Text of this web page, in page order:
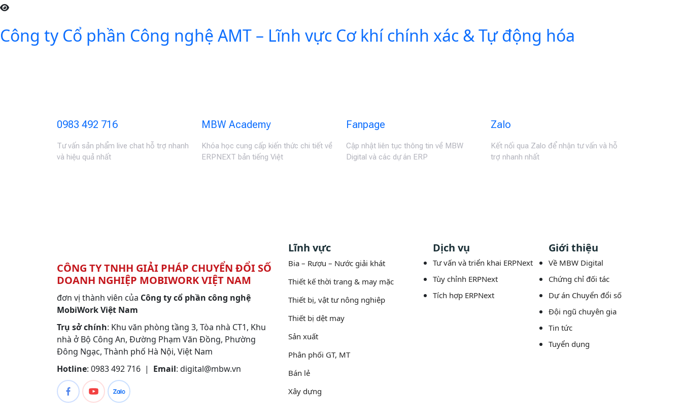
Công ty Cổ phần Công nghệ AMT – Lĩnh vực Cơ khí chính xác & Tự động hóa
0983 492 716
Tư vấn sản phẩm live chat hỗ trợ nhanh
và hiệu quả nhất
MBW Academy
Khóa học cung cấp kiến thức chi tiết về
ERPNEXT bản tiếng Việt
Fanpage
Cập nhật liên tục thông tin về MBW
Digital và các dự án ERP
Zalo
Kết nối qua Zalo để nhận tư vấn và hỗ
trợ nhanh nhất
CÔNG TY TNHH GIẢI PHÁP CHUYỂN ĐỔI SỐ
DOANH NGHIỆP MOBIWORK VIỆT NAM
đơn vị thành viên của Công ty cổ phần công nghệ
MobiWork Việt Nam
Trụ sở chính: Khu văn phòng tầng 3, Tòa nhà CT1, Khu
nhà ở Bộ Công An, Đường Phạm Văn Đồng, Phường
Đông Ngạc, Thành phố Hà Nội, Việt Nam
Hotline: 0983 492 716 | Email: digital@mbw.vn
Lĩnh vực
Bia – Rượu – Nước giải khát
Thiết kế thời trang & may mặc
Thiết bị, vật tư nông nghiệp
Thiết bị dệt may
Sản xuất
Phân phối GT, MT
Bán lẻ
Xây dựng
Dịch vụ
Tư vấn và triển khai ERPNext
Tùy chỉnh ERPNext
Tích hợp ERPNext
Giới thiệu
Về MBW Digital
Chứng chỉ đối tác
Dự án Chuyển đổi số
Đội ngũ chuyên gia
Tin tức
Tuyển dụng